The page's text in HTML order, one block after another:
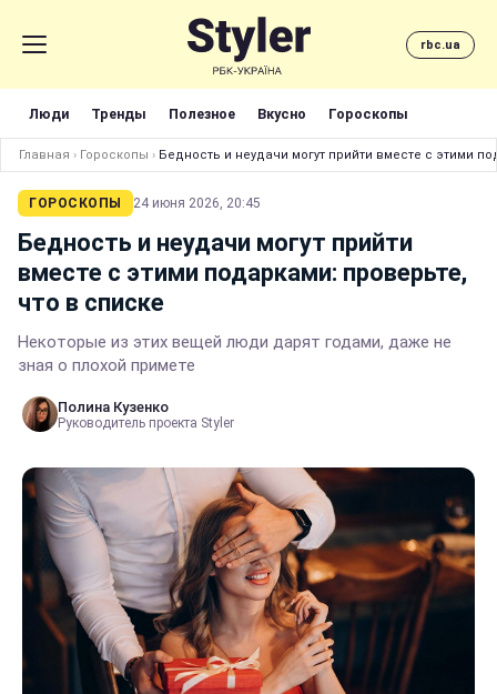
rbc.ua
Люди Тренды Полезное Вкусно Гороскопы
Главная › Гороскопы › Бедность и неудачи могут прийти вместе с этими
ГОРОСКОПЫ 24 июня 2026, 20:45
Бедность и неудачи могут прийти
вместе с этими подарками: проверьте,
что в списке
Некоторые из этих вещей люди дарят годами, даже не
зная о плохой примете
Полина Кузенко
Руководитель проекта Styler